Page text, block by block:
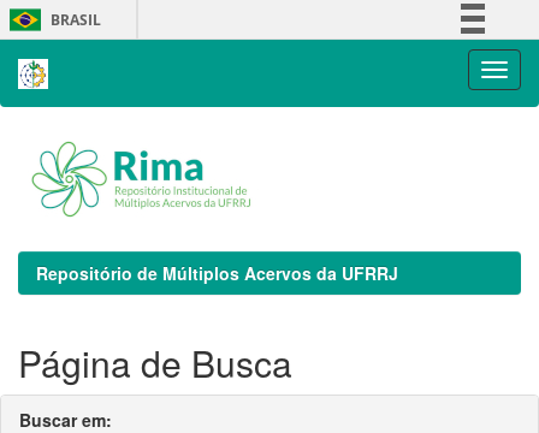
Skip
navigation
BRASIL
Repositório de Múltiplos Acervos da UFRRJ
Página de Busca
Buscar em: